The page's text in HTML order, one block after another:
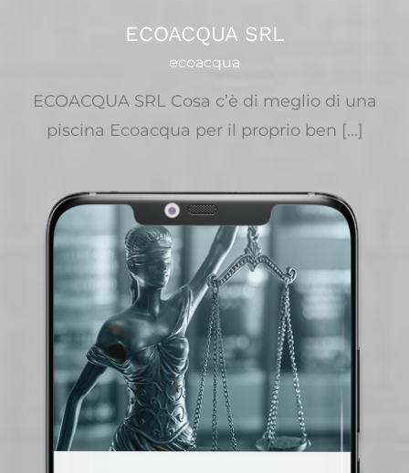
ECOACQUA SRL
ECOACQUA SRL
ecoacqua
ECOACQUA SRL Cosa c’è di meglio di una
piscina Ecoacqua per il proprio ben [...]